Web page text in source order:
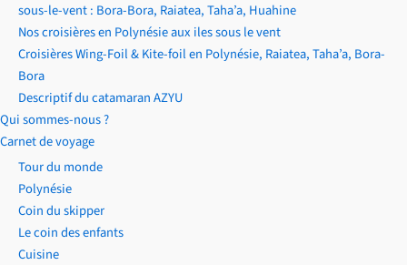
sous-le-vent : Bora-Bora, Raiatea, Taha’a, Huahine
Nos croisières en Polynésie aux iles sous le vent
Croisières Wing-Foil & Kite-foil en Polynésie, Raiatea, Taha’a, Bora-
Bora
Descriptif du catamaran AZYU
Qui sommes-nous ?
Carnet de voyage
Tour du monde
Polynésie
Coin du skipper
Le coin des enfants
Cuisine